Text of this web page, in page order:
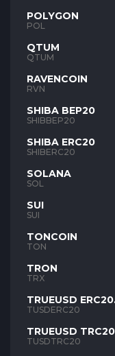
POLYGON
POL
QTUM
QTUM
RAVENCOIN
RVN
SHIBA BEP20
SHIBBEP20
SHIBA ERC20
SHIBERC20
SOLANA
SOL
SUI
SUI
TONCOIN
TON
TRON
TRX
TRUEUSD ERC20
TUSD
TUSDERC20
TRUEUSD TRC20
TUSD
TUSDTRC20